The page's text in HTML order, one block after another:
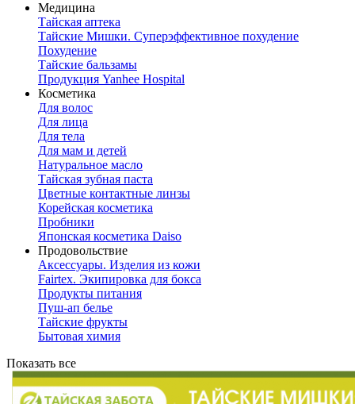
Медицина
Тайская аптека
Тайские Мишки. Суперэффективное похудение
Похудение
Тайские бальзамы
Продукция Yanhee Hospital
Косметика
Для волос
Для лица
Для тела
Для мам и детей
Натуральное масло
Тайская зубная паста
Цветные контактные линзы
Корейская косметика
Пробники
Японская косметика Daiso
Продовольствие
Аксессуары. Изделия из кожи
Fairtex. Экипировка для бокса
Продукты питания
Пуш-ап белье
Тайские фрукты
Бытовая химия
Показать все